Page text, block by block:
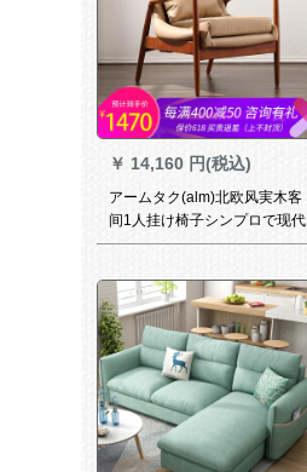
￥ 14,160 円(税込)
アームタク(alm)北欧风実木客
间1人挂け椅子シンプロで现代
のリトルコニビズク椅子小麦